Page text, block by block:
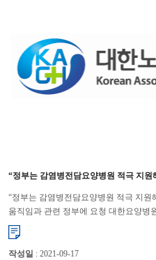
“정부는 감염병전담요양병원 적극 지원
“정부는 감염병전담요양병원 적극 지원
움직임과 관련 정부에 요청 대한요양병
코로나19 대응에 충실할 수 있도록 적극
작성일 : 2021-09-17